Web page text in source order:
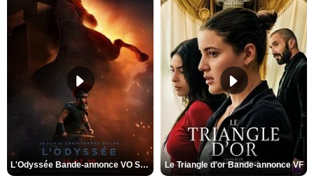
L'Odyssée Bande-annonce VO STFR Le Triangle d'or Bande-annonce VF